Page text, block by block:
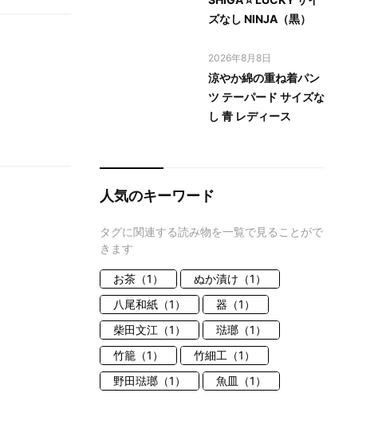
ズなし NINJA（黒）
2026年8月8日
涼やか綿の重ね着パン
ツ テーパード サイズな
し 青 レディース
人気のキーワード
タグに関連する読み物を一覧で見ることがで
きます
お茶（1）
ぬか漬け（1）
八尾和紙（1）
器（1）
柴田文江（1）
琺瑯（1）
竹籠（1）
竹細工（1）
野田琺瑯（1）
魚皿（1）